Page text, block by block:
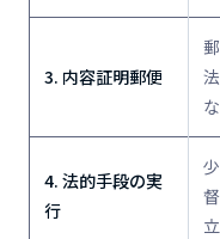
3. 内容証明郵便
4. 法的手段の実
行